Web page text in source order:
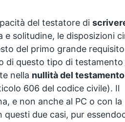
del testatore di
e solitudine, le disposizioni
del primo grande
di questo tipo di testamento
nella nullità del
606 del codice civile). Il
e non anche al PC o con la
due casi, pur